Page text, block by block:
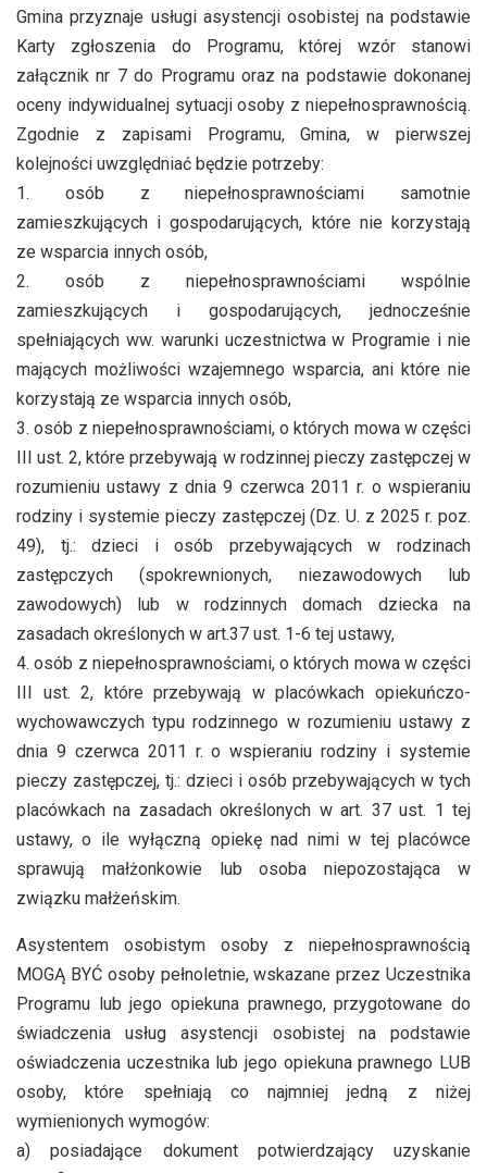
Gmina przyznaje usługi asystencji osobistej na podstawie
Karty zgłoszenia do Programu, której wzór stanowi
załącznik nr 7 do Programu oraz na podstawie dokonanej
oceny indywidualnej sytuacji osoby z niepełnosprawnością.
Zgodnie z zapisami Programu, Gmina, w pierwszej
kolejności uwzględniać będzie potrzeby:
1. osób z niepełnosprawnościami samotnie
zamieszkujących i gospodarujących, które nie korzystają
ze wsparcia innych osób,
2. osób z niepełnosprawnościami wspólnie
zamieszkujących i gospodarujących, jednocześnie
spełniających ww. warunki uczestnictwa w Programie i nie
mających możliwości wzajemnego wsparcia, ani które nie
korzystają ze wsparcia innych osób,
3. osób z niepełnosprawnościami, o których mowa w części
III ust. 2, które przebywają w rodzinnej pieczy zastępczej w
rozumieniu ustawy z dnia 9 czerwca 2011 r. o wspieraniu
rodziny i systemie pieczy zastępczej (Dz. U. z 2025 r. poz.
49), tj.: dzieci i osób przebywających w rodzinach
zastępczych (spokrewnionych, niezawodowych lub
zawodowych) lub w rodzinnych domach dziecka na
zasadach określonych w art.37 ust. 1-6 tej ustawy,
4. osób z niepełnosprawnościami, o których mowa w części
III ust. 2, które przebywają w placówkach opiekuńczo-
wychowawczych typu rodzinnego w rozumieniu ustawy z
dnia 9 czerwca 2011 r. o wspieraniu rodziny i systemie
pieczy zastępczej, tj.: dzieci i osób przebywających w tych
placówkach na zasadach określonych w art. 37 ust. 1 tej
ustawy, o ile wyłączną opiekę nad nimi w tej placówce
sprawują małżonkowie lub osoba niepozostająca w
związku małżeńskim.
Asystentem osobistym osoby z niepełnosprawnością
MOGĄ BYĆ osoby pełnoletnie, wskazane przez Uczestnika
Programu lub jego opiekuna prawnego, przygotowane do
świadczenia usług asystencji osobistej na podstawie
oświadczenia uczestnika lub jego opiekuna prawnego LUB
osoby, które spełniają co najmniej jedną z niżej
wymienionych wymogów:
a) posiadające dokument potwierdzający uzyskanie